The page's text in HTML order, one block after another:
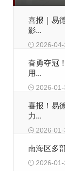
喜报｜易
影...
2026-04-
奋勇夺冠
用...
2026-01-
喜报！易
力...
2026-01-
南海区多
2026-01-